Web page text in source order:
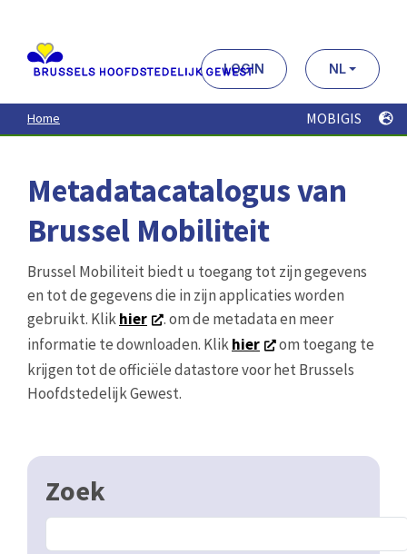
contenu
principal
LOGIN NL
Home MOBIGIS
Metadatacatalogus van
Brussel Mobiliteit
Brussel Mobiliteit biedt u toegang tot zijn gegevens
en tot de gegevens die in zijn applicaties worden
gebruikt. Klikhier
. om de metadata en meer
informatie te downloaden. Klikhier
om toegang te
krijgen tot de officiële datastore voor het Brussels
Hoofdstedelijk Gewest.
Zoek